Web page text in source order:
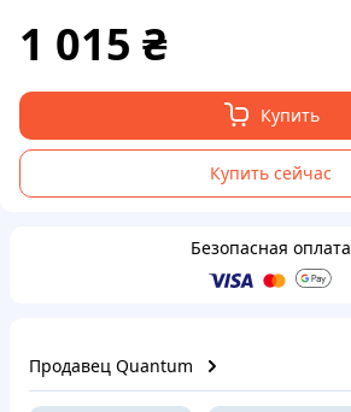
1 015 ₴
Купить
Купить сейчас
Безопасная оплата
Продавец Quantum